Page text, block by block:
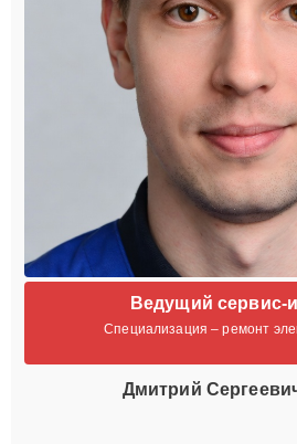
Ведущий сервис-
Специализация – ремонт
Дмитрий